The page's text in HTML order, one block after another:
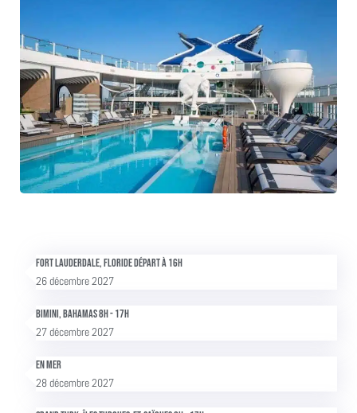
Fort Lauderdale, Floride Départ à 16h
26 décembre 2027
Bimini, Bahamas 8h - 17h
27 décembre 2027
En mer
28 décembre 2027